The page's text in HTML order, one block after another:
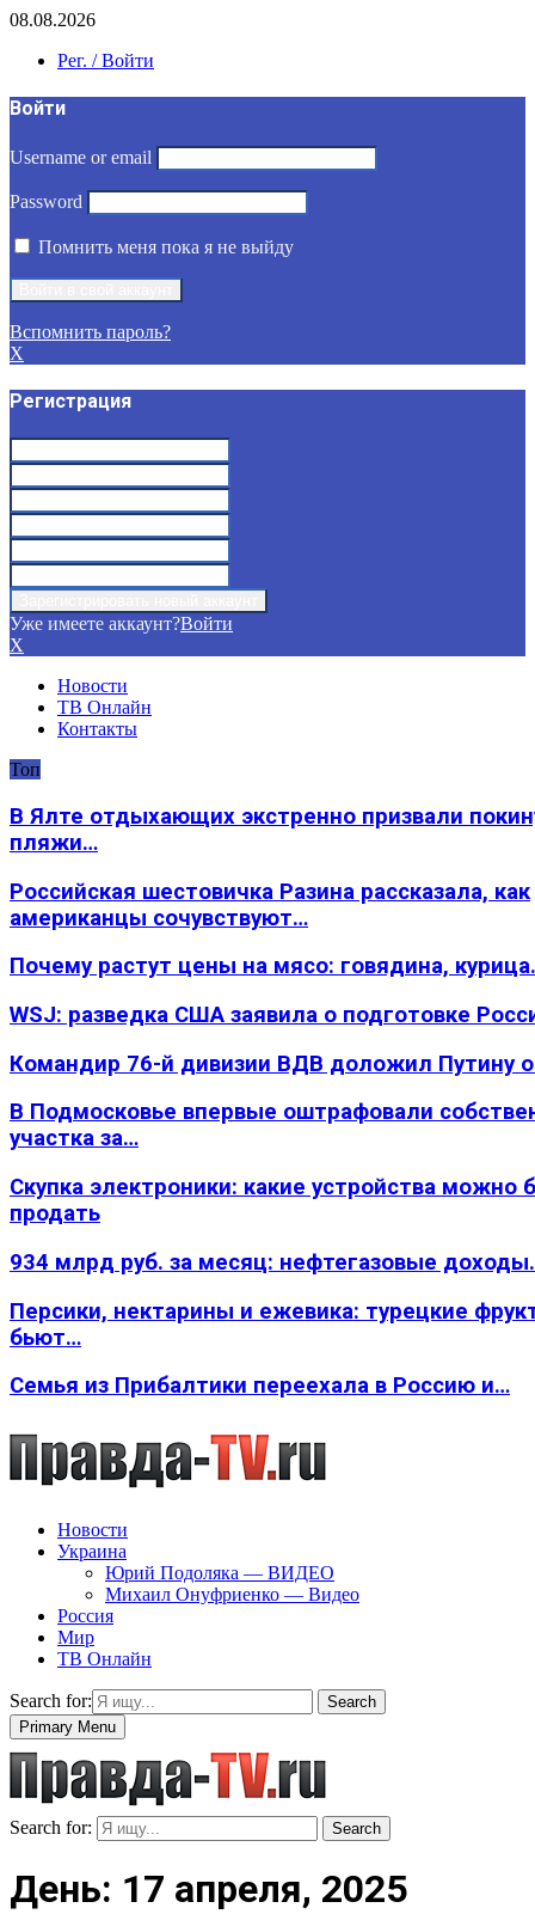
08.08.2026
Рег. / Войти
Войти
Username or email
Password
Помнить меня пока я не выйду
Вспомнить пароль?
X
Регистрация
Уже имеете аккаунт?Войти
X
Новости
ТВ Онлайн
Контакты
Топ
В Ялте отдыхающих экстренно призвали
пляжи…
Российская шестовичка Разина рассказала, как
американцы сочувствуют…
Почему растут цены на мясо: говядина,
WSJ: разведка США заявила о подготовке
Командир 76-й дивизии ВДВ доложил Путину
В Подмосковье впервые оштрафовали
участка за…
Скупка электроники: какие устройства можно
продать
934 млрд руб. за месяц: нефтегазовые
Персики, нектарины и ежевика: турецкие
бьют…
Семья из Прибалтики переехала в Россию и…
Новости
Украина
Юрий Подоляка — ВИДЕО
Михаил Онуфриенко — Видео
Россия
Мир
ТВ Онлайн
Search for:
Search
Primary Menu
Search for: Search
День: 17 апреля, 2025